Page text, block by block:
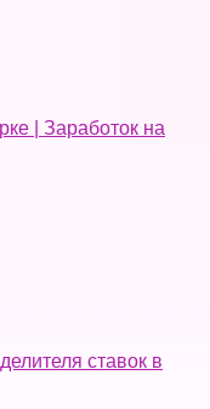
| Заработок на
ставок в